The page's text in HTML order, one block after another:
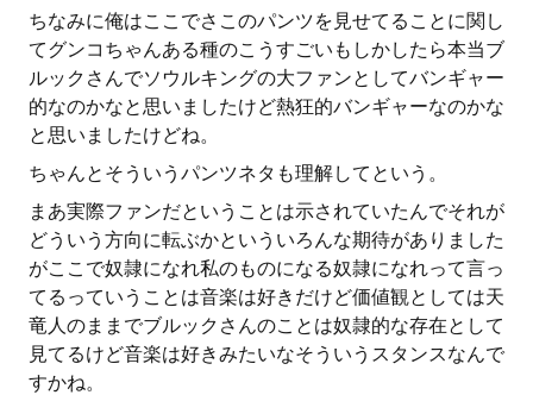
ちなみに俺はここでさこのパンツを見せてることに関し
てグンコちゃんある種のこうすごいもしかしたら本当ブ
ルックさんでソウルキングの大ファンとしてバンギャー
的なのかなと思いましたけど熱狂的バンギャーなのかな
と思いましたけどね。
ちゃんとそういうパンツネタも理解してという。
まあ実際ファンだということは示されていたんでそれが
どういう方向に転ぶかといういろんな期待がありました
がここで奴隷になれ私のものになる奴隷になれって言っ
てるっていうことは音楽は好きだけど価値観としては天
竜人のままでブルックさんのことは奴隷的な存在として
見てるけど音楽は好きみたいなそういうスタンスなんで
すかね。